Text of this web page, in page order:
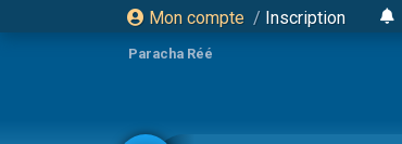
Mon compte / Inscription
Paracha Réé